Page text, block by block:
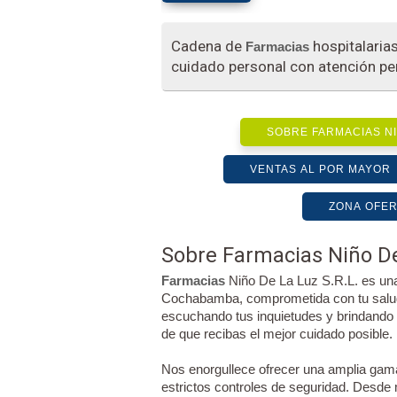
Cadena de Farmacias
cuidado personal con atención
SOBRE FARMACIAS
VENTAS AL POR MAYOR
ZONA
Sobre Farmacias Niño
Farmacias Niño De La Luz S.R.L. es
Cochabamba, comprometida con tu
escuchando tus inquietudes y
de que recibas el mejor cuidado posible.
Nos enorgullece ofrecer una amplia
estrictos controles de seguridad.